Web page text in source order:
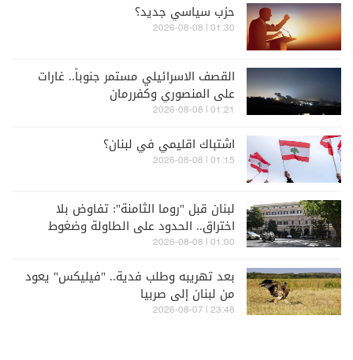
حزب سياسي جديد؟
01:30 | 2026-08-08
القصف الاسرائيلي مستمر جنوباً.. غارات
على المنصوري وكفررمان
01:21 | 2026-08-08
اشتباك اقليمي في لبنان؟
01:15 | 2026-08-08
لبنان قبل "روما الثامنة": تفاوض بلا
اختراق.. الحدود على الطاولة وضغوط
على السلاح
01:00 | 2026-08-08
بعد تهريبه وطلب فدية.. "فيليكس" يعود
من لبنان إلى صربيا
23:48 | 2026-08-07